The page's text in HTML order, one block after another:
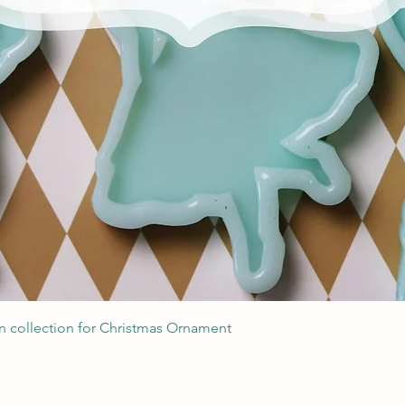
Podgląd
collection for Christmas Ornament